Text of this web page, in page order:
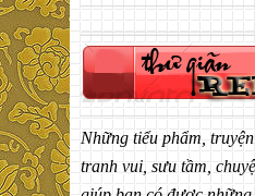
Những tiểu phẩm,
tranh vui, sưu tầm,